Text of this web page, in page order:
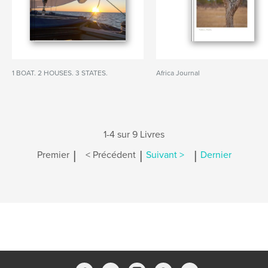
1 BOAT. 2 HOUSES. 3 STATES. Africa Journal
1-4 sur 9 Livres
Premier | < Précédent | Suivant > | Dernier